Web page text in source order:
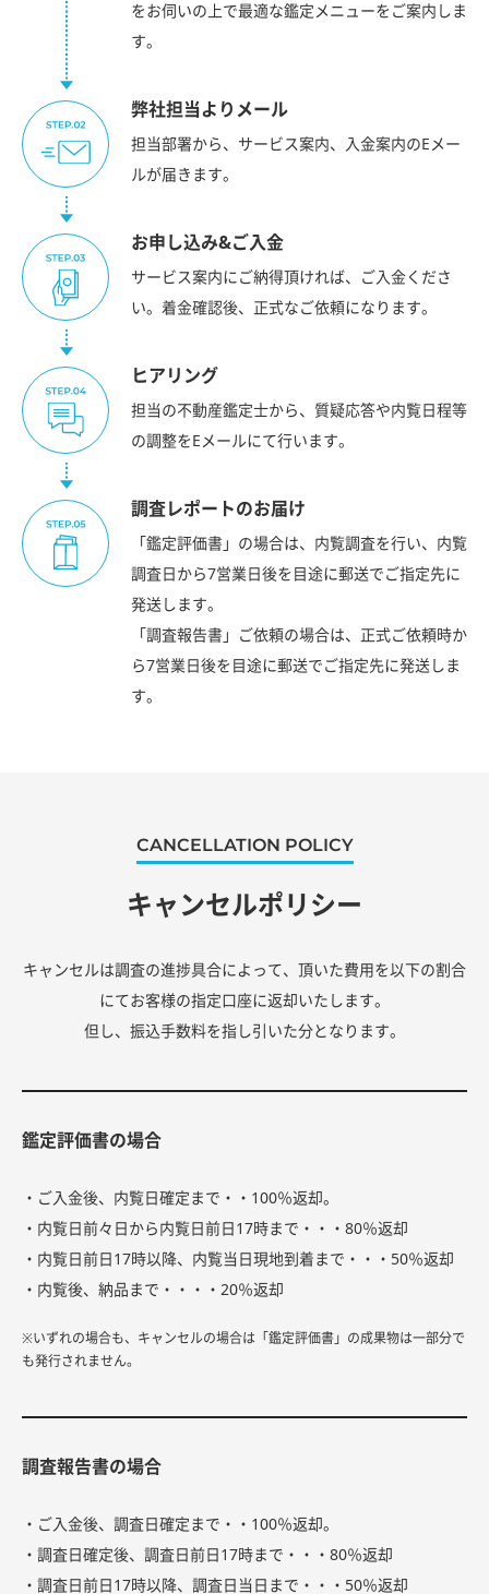
をお伺いの上で最適な鑑定メニューをご案内しま
す。
弊社担当よりメール
担当部署から、サービス案内、入金案内のEメー
ルが届きます。
お申し込み&ご入金
サービス案内にご納得頂ければ、ご入金くださ
い。着金確認後、正式なご依頼になります。
ヒアリング
担当の不動産鑑定士から、質疑応答や内覧日程等
の調整をEメールにて行います。
調査レポートのお届け
「鑑定評価書」の場合は、内覧調査を行い、内覧
調査日から7営業日後を目途に郵送でご指定先に
発送します。
「調査報告書」ご依頼の場合は、正式ご依頼時か
ら7営業日後を目途に郵送でご指定先に発送しま
す。
CANCELLATION POLICY
キャンセルポリシー
キャンセルは調査の進捗具合によって、頂いた費用を以下の割合
にてお客様の指定口座に返却いたします。
但し、振込手数料を指し引いた分となります。
鑑定評価書の場合
・ご入金後、内覧日確定まで・・100％返却。
・内覧日前々日から内覧日前日17時まで・・・80％返却
・内覧日前日17時以降、内覧当日現地到着まで・・・50％返却
・内覧後、納品まで・・・・20％返却
※いずれの場合も、キャンセルの場合は「鑑定評価書」の成果物は一部分で
も発行されません。
調査報告書の場合
・ご入金後、調査日確定まで・・100％返却。
・調査日確定後、調査日前日17時まで・・・80％返却
・調査日前日17時以降、調査日当日まで・・・50％返却